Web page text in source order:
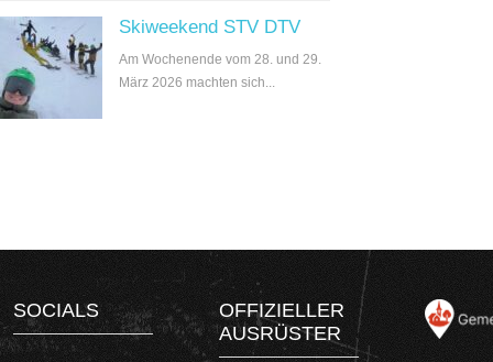
Skiweekend STV DTV
Am Wochenende vom 28. und 29.
März 2026 machten sich...
SOCIALS
OFFIZIELLER
AUSRÜSTER